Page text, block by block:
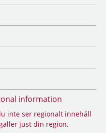
information
inte ser regionalt innehåll
just din region.